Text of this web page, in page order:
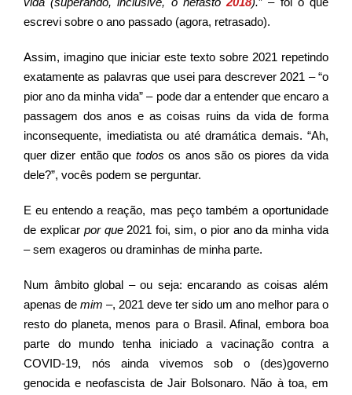
escrevi sobre o ano passado (agora, retrasado).
Assim, imagino que iniciar este texto sobre 2021 repetindo
exatamente as palavras que usei para descrever 2021 – “o
pior ano da minha vida” – pode dar a entender que encaro a
passagem dos anos e as coisas ruins da vida de forma
inconsequente, imediatista ou até dramática demais. “Ah,
quer dizer então que todosos anos são os piores da vida
dele?”, vocês podem se perguntar.
E eu entendo a reação, mas peço também a oportunidade
de explicar por que2021 foi, sim, o pior ano da minha vida
– sem exageros ou draminhas de minha parte.
Num âmbito global – ou seja: encarando as coisas além
apenas de mim –, 2021 deve ter sido um ano melhor para o
resto do planeta, menos para o Brasil. Afinal, embora boa
parte do mundo tenha iniciado a vacinação contra a
COVID-19, nós ainda vivemos sob o (des)governo
genocida e neofascista de Jair Bolsonaro. Não à toa, em